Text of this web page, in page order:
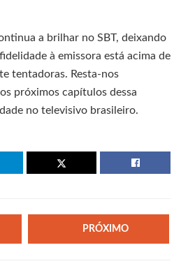
a brilhar no SBT, deixando
à emissora está acima de
tentadoras. Resta-nos
próximos capítulos dessa
no televisivo brasileiro.
PRÓXIMO